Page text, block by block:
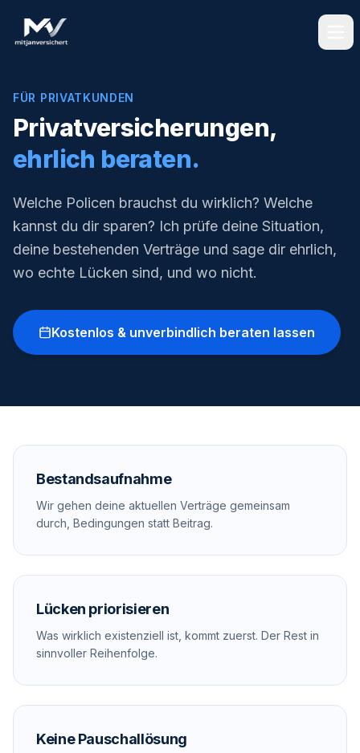
FÜR PRIVATKUNDEN
Privatversicherungen,
ehrlich beraten.
Welche Policen brauchst du wirklich? Welche
kannst du dir sparen? Ich prüfe deine Situation,
deine bestehenden Verträge und sage dir ehrlich,
wo echte Lücken sind, und wo nicht.
Kostenlos & unverbindlich beraten lassen
Bestandsaufnahme
Wir gehen deine aktuellen Verträge gemeinsam
durch, Bedingungen statt Beitrag.
Lücken priorisieren
Was wirklich existenziell ist, kommt zuerst. Der Rest in
sinnvoller Reihenfolge.
Keine Pauschallösung